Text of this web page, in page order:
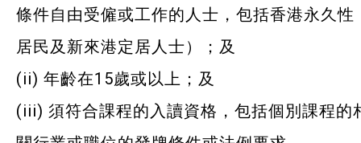
條件自由受僱或工作的人士，包括香港永久性
居民及新來港定居人士）；及
(ii) 年齡在15歲或以上；及
(iii) 須符合課程的入讀資格，包括個別課程的